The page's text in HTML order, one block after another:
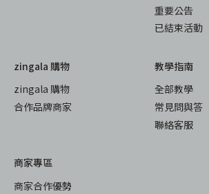
重要公告
已結束活動
zingala 購物
zingala 購物
合作品牌商家
教學指南
全部教學
常見問與答
聯絡客服
商家專區
商家合作優勢